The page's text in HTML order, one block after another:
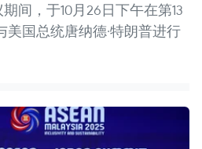
间，于10月26日下午在第13
美国总统唐纳德·特朗普进行